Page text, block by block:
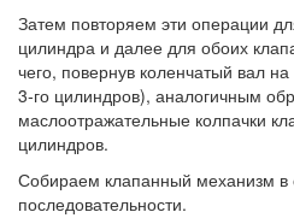
Затем повторяем эти операции
цилиндра и далее для обоих
чего, повернув коленчатый вал
3‑го цилиндров), аналогичным
маслоотражательные колпачки
цилиндров.
Собираем клапанный механизм в
последовательности.